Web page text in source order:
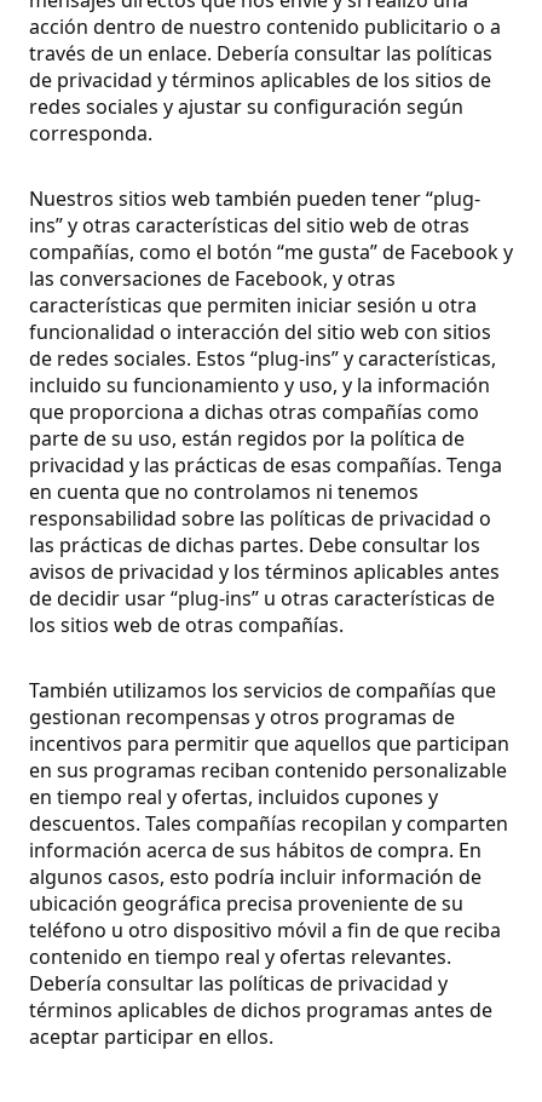
acción dentro de nuestro contenido publicitario o a
través de un enlace. Debería consultar las políticas
de privacidad y términos aplicables de los sitios de
redes sociales y ajustar su configuración según
corresponda.
Nuestros sitios web también pueden tener “plug-
ins” y otras características del sitio web de otras
compañías, como el botón “me gusta” de Facebook y
las conversaciones de Facebook, y otras
características que permiten iniciar sesión u otra
funcionalidad o interacción del sitio web con sitios
de redes sociales. Estos “plug-ins” y características,
incluido su funcionamiento y uso, y la información
que proporciona a dichas otras compañías como
parte de su uso, están regidos por la política de
privacidad y las prácticas de esas compañías. Tenga
en cuenta que no controlamos ni tenemos
responsabilidad sobre las políticas de privacidad o
las prácticas de dichas partes. Debe consultar los
avisos de privacidad y los términos aplicables antes
de decidir usar “plug-ins” u otras características de
los sitios web de otras compañías.
También utilizamos los servicios de compañías que
gestionan recompensas y otros programas de
incentivos para permitir que aquellos que participan
en sus programas reciban contenido personalizable
en tiempo real y ofertas, incluidos cupones y
descuentos. Tales compañías recopilan y comparten
información acerca de sus hábitos de compra. En
algunos casos, esto podría incluir información de
ubicación geográfica precisa proveniente de su
teléfono u otro dispositivo móvil a fin de que reciba
contenido en tiempo real y ofertas relevantes.
Debería consultar las políticas de privacidad y
términos aplicables de dichos programas antes de
aceptar participar en ellos.